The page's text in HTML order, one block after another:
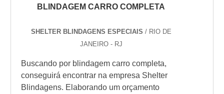
BLINDAGEM CARRO COMPLETA
SHELTER BLINDAGENS ESPECIAIS / RIO DE
JANEIRO - RJ
Buscando por blindagem carro completa,
conseguirá encontrar na empresa Shelter
Blindagens. Elaborando um orçamento